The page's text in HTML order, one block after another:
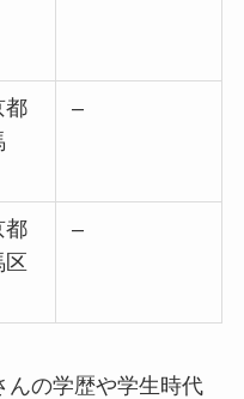
都
–
都
–
んの学歴や学生時代